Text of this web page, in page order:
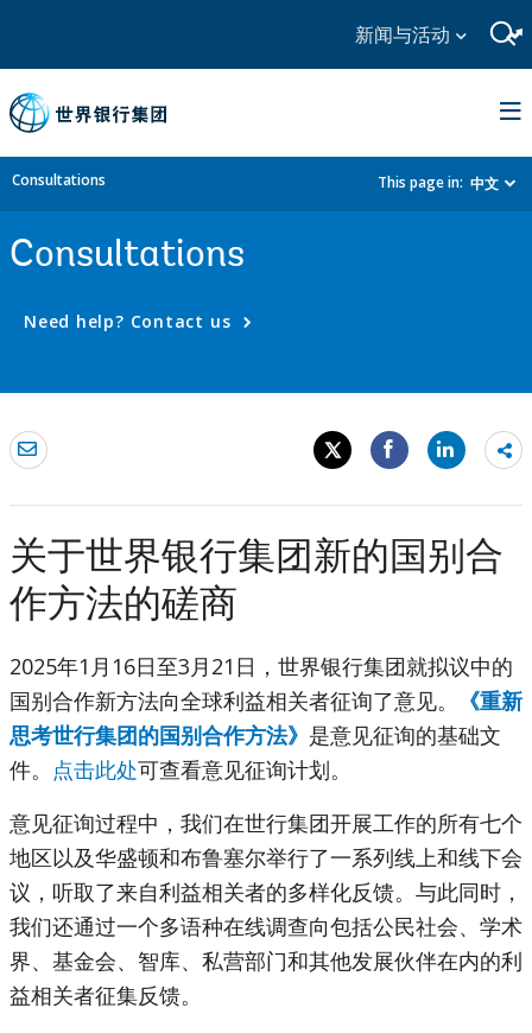
新闻与活动
Consultations This page in: 中文
Consultations
Need help? Contact us
关于世界银行集团新的国别合
作方法的磋商
2025年1月16日至3月21日，世界银行集团就拟议中的
国别合作新方法向全球利益相关者征询了意见。
《重新
思考世行集团的国别合作方法》 是意见征询的基础文
件。 点击此处可查看意见征询计划。
意见征询过程中，我们在世行集团开展工作的所有七个
地区以及华盛顿和布鲁塞尔举行了一系列线上和线下会
议，听取了来自利益相关者的多样化反馈。与此同时，
我们还通过一个多语种在线调查向包括公民社会、学术
界、基金会、智库、私营部门和其他发展伙伴在内的利
益相关者征集反馈。